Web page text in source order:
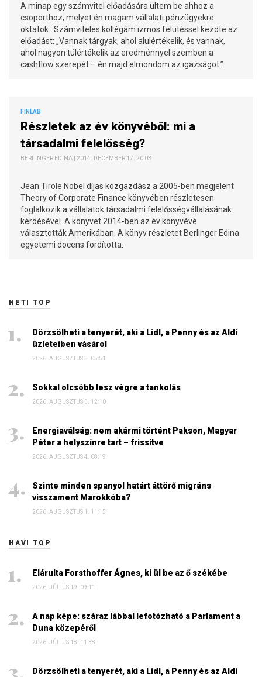
A minap egy számvitel előadására ültem be ahhoz a
csoporthoz, melyet én magam vállalati pénzügyekre
oktatok.. Számviteles kollégám izmos felütéssel kezdte az
előadást: „Vannak tárgyak, ahol alulértékelik, és vannak,
ahol nagyon túlértékelik az eredménnyel szemben a
cashflow szerepét – én majd elmondom az igazságot.”
FINLAB
Részletek az év könyvéből: mi a
társadalmi felelősség?
BERLINGER EDINA | 2014. DECEMBER 17. 20:03
Jean Tirole Nobel díjas közgazdász a 2005-ben megjelent
Theory of Corporate Finance könyvében részletesen
foglalkozik a vállalatok társadalmi felelősségvállalásának
kérdésével. A könyvet 2014-ben az év könyvévé
választották Amerikában. A könyv részletet Berlinger Edina
egyetemi docens fordította.
HETI TOP
Dörzsölheti a tenyerét, aki a Lidl, a Penny és az Aldi
üzleteiben vásárol
2026. AUGUSZTUS 3. 05:51
Sokkal olcsóbb lesz végre a tankolás
2026. AUGUSZTUS 5. 12:10
Energiaválság: nem akármi történt Pakson, Magyar
Péter a helyszínre tart – frissítve
2026. AUGUSZTUS 4. 08:19
Szinte minden spanyol határt áttörő migráns
visszament Marokkóba?
2026. AUGUSZTUS 1. 11:15
HAVI TOP
Elárulta Forsthoffer Ágnes, ki ül be az ő székébe
2026. JÚLIUS 19. 09:11
A nap képe: száraz lábbal lefotózható a Parlament a
Duna közepéről
2026. JÚLIUS 18. 11:38
Dörzsölheti a tenyerét, aki a Lidl, a Penny és az Aldi